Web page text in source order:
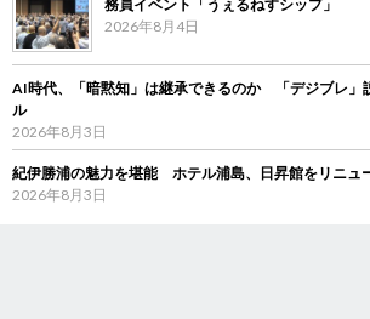
務員イベント「うぇるねすシップ」
2026年8月4日
AI時代、「暗黙知」は継承できるのか 「デジブレ」
ル
2026年8月3日
紀伊勝浦の魅力を堪能 ホテル浦島、日昇館をリニュ
2026年8月3日